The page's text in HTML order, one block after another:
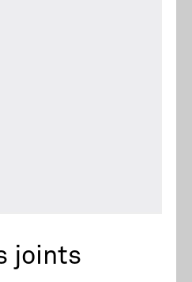
joints